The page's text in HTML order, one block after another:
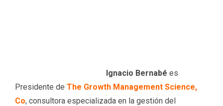
Ignacio Bernabé es
Presidente de The Growth Management Science,
Co, consultora especializada en la gestión del